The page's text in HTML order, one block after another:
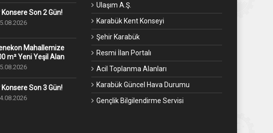
Konsere Son 2️ Gün!
Mahallemize
m² Yeni Yeşil Alan
Konsere Son 3️ Gün!
Ulaşım A.Ş.
Karabük Kent Konseyi
Şehir Karabük
Resmi İlan Portalı
Acil Toplanma Alanları
Karabük Güncel Hava Durumu
Gençlik Bilgilendirme Servisi